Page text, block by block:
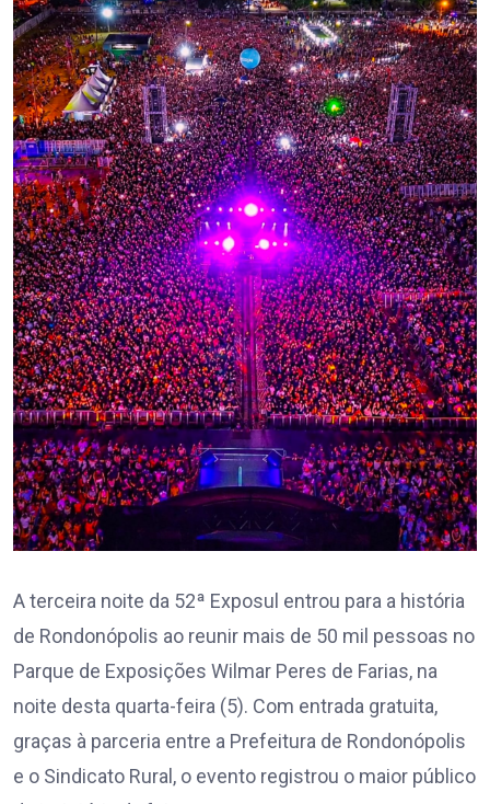
A terceira noite da 52ª Exposul entrou para a história
de Rondonópolis ao reunir mais de 50 mil pessoas no
Parque de Exposições Wilmar Peres de Farias, na
noite desta quarta-feira (5). Com entrada gratuita,
graças à parceria entre a Prefeitura de Rondonópolis
e o Sindicato Rural, o evento registrou o maior público